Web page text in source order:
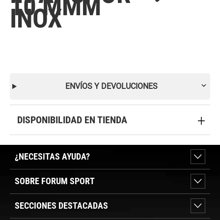
INOX
ENVÍOS Y DEVOLUCIONES
DISPONIBILIDAD EN TIENDA
¿NECESITAS AYUDA?
SOBRE FORUM SPORT
SECCIONES DESTACADAS